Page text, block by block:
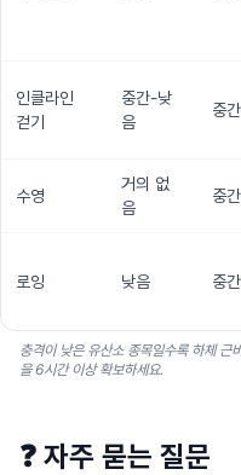
인클라인
걷기
중간-낮
음
중간
수영
거의 없
음
중간
로잉 낮음 중
충격이 낮은 유산소 종목일수록 하체 근
을 6시간 이상 확보하세요.
❓ 자주 묻는 질문